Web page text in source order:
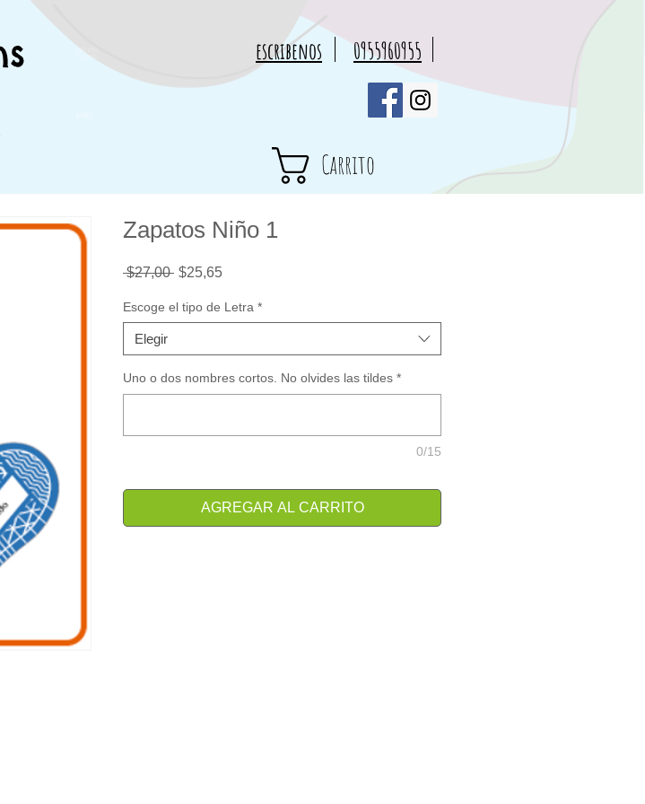
564812319481
314828 498717
escribenos 0955960955
Carrito
Zapatos Niño 1
$27,00 Precio
$25,65Precio
oferta
Escoge el tipo de Letra *
Elegir
Uno o dos nombres cortos. No olvides las tildes *
0/15
AGREGAR AL CARRITO